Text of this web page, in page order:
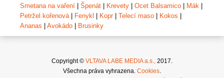
Smetana na vaření
Špenát Krevety Ocet Balsamico Mák
Petržel kořenová| Fenykl Kopr| Telecí maso Kokos
Ananas
Avokádo Brusinky
Copyright © VLTAVA LABE MEDIA a.s., 2017.
Všechna práva vyhrazena. Cookies.